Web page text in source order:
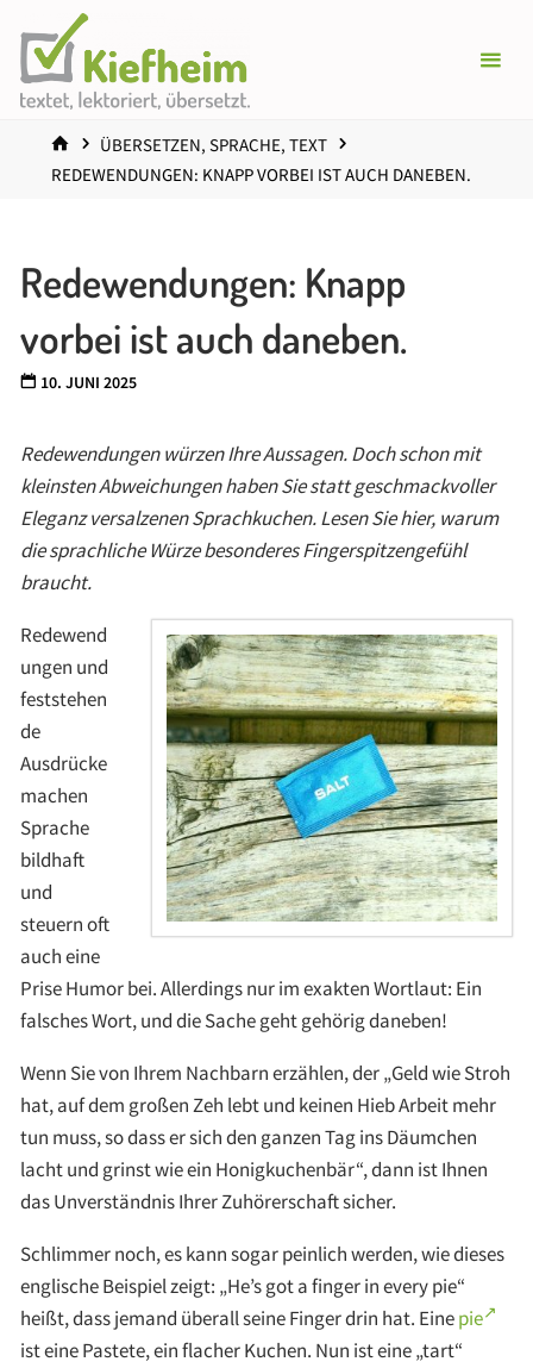
Inhalt
springen
STARTÜBERSETZEN, SPRACHE, TEXT
REDEWENDUNGEN: KNAPP VORBEI IST AUCH DANEBEN.
Redewendungen: Knapp
vorbei ist auch daneben.
10. JUNI 2025
Redewendungen würzen Ihre Aussagen. Doch schon mit
kleinsten Abweichungen haben Sie statt geschmackvoller
Eleganz versalzenen Sprachkuchen. Lesen Sie hier, warum
die sprachliche Würze besonderes Fingerspitzengefühl
braucht.
Redewend
ungen und
feststehen
de
Ausdrücke
machen
Sprache
bildhaft
und
steuern oft
auch eine
Prise Humor bei. Allerdings nur im exakten Wortlaut: Ein
falsches Wort, und die Sache geht gehörig daneben!
Wenn Sie von Ihrem Nachbarn erzählen, der „Geld wie Stroh
hat, auf dem großen Zeh lebt und keinen Hieb Arbeit mehr
tun muss, so dass er sich den ganzen Tag ins Däumchen
lacht und grinst wie ein Honigkuchenbär“, dann ist Ihnen
das Unverständnis Ihrer Zuhörerschaft sicher.
Schlimmer noch, es kann sogar peinlich werden, wie dieses
englische Beispiel zeigt: „He’s got a finger in every pie“
heißt, dass jemand überall seine Finger drin hat. Einepie
ist eine Pastete, ein flacher Kuchen. Nun ist eine „tart“